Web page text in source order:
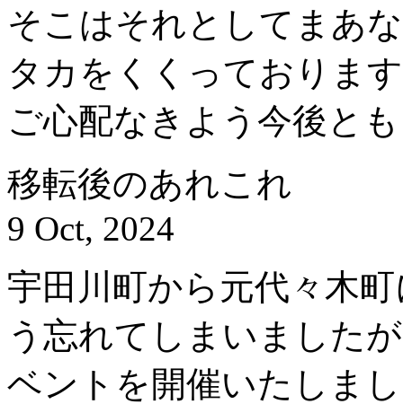
そこはそれとしてまあ
タカをくくっておりま
ご心配なきよう今後と
移転後のあれこれ
9 Oct, 2024
宇田川町から元代々木
う忘れてしまいました
ベントを開催いたしま